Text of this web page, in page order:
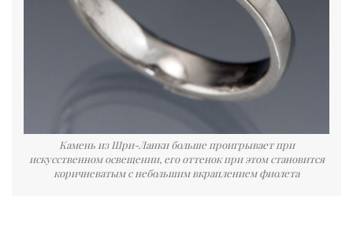
Камень из Шри-Ланки больше проигрывает при
искусственном освещении, его оттенок при этом становится
коричневатым с небольшим вкраплением фиолета